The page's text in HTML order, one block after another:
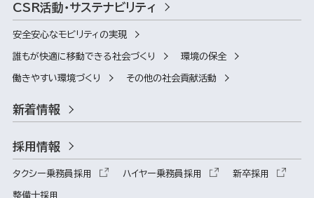
CSR活動・サステナビリティ
安全安心なモビリティの実現
誰もが快適に移動できる社会づくり 環境の保全
働きやすい環境づくり その他の社会貢献活動
新着情報
採用情報
タクシー乗務員採用 ハイヤー乗務員採用 新卒採用
整備士採用